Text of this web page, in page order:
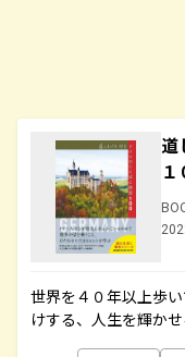
道
１
世界を４０年以上歩
けする、人生を輝か